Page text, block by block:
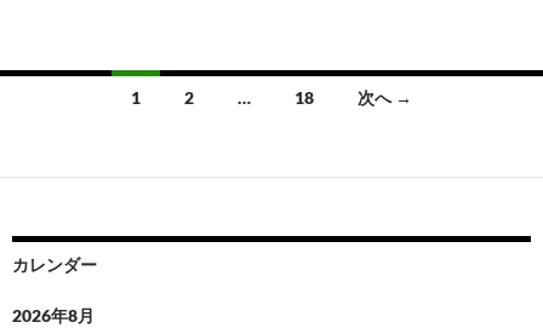
ナ
ゲ
ー
1 2 … 18 次へ →
カレンダー
2026年8月